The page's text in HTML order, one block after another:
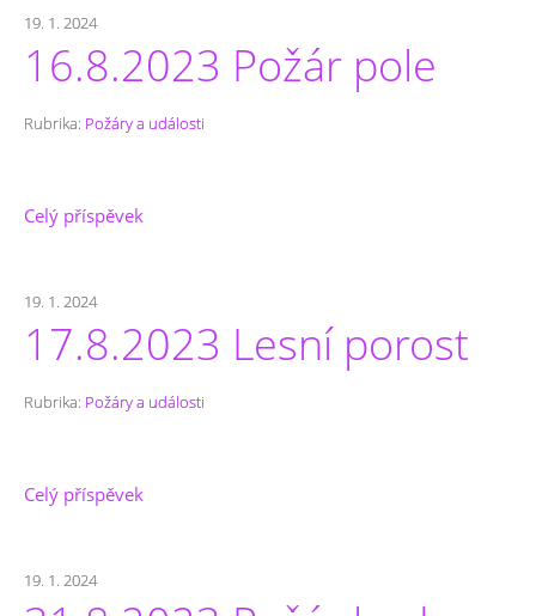
19. 1. 2024
16.8.2023 Požár pole
Rubrika: Požáry a události
Celý příspěvek
19. 1. 2024
17.8.2023 Lesní porost
Rubrika: Požáry a události
Celý příspěvek
19. 1. 2024